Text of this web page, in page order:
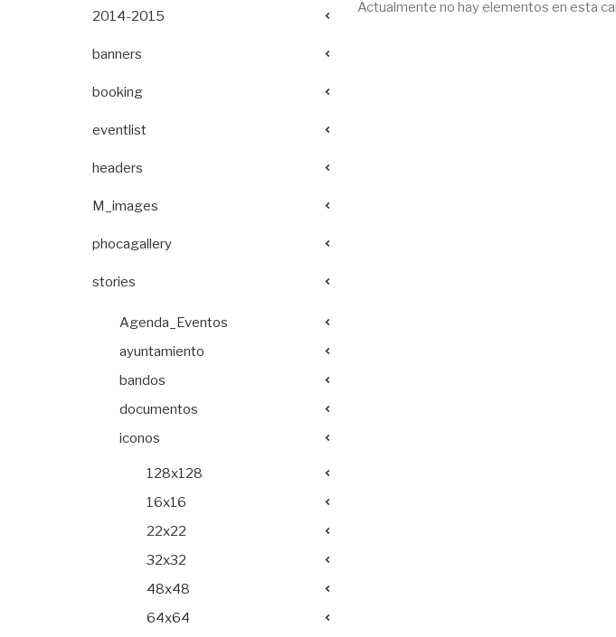
Actualmente no hay elementos en esta
2014-2015
banners
booking
eventlist
headers
M_images
phocagallery
stories
Agenda_Eventos
ayuntamiento
bandos
documentos
iconos
128x128
16x16
22x22
32x32
48x48
64x64